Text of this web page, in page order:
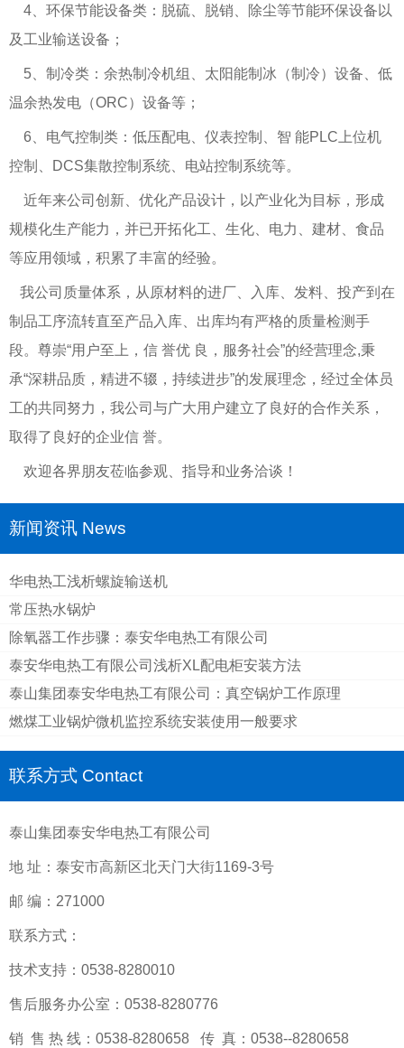
4、环保节能设备类：脱硫、脱销、除尘等节能环保设备以
及工业输送设备；
5、制冷类：余热制冷机组、太阳能制冰（制冷）设备、低
温余热发电（ORC）设备等；
6、电气控制类：低压配电、仪表控制、智 能PLC上位机
控制、DCS集散控制系统、电站控制系统等。
近年来公司创新、优化产品设计，以产业化为目标，形成
规模化生产能力，并已开拓化工、生化、电力、建材、食品
等应用领域，积累了丰富的经验。
我公司质量体系，从原材料的进厂、入库、发料、投产到在
制品工序流转直至产品入库、出库均有严格的质量检测手
段。尊崇“用户至上，信 誉优 良，服务社会”的经营理念,秉
承“深耕品质，精进不辍，持续进步”的发展理念，经过全体员
工的共同努力，我公司与广大用户建立了良好的合作关系，
取得了良好的企业信 誉。
欢迎各界朋友莅临参观、指导和业务洽谈！
新闻资讯 News
华电热工浅析螺旋输送机
常压热水锅炉
除氧器工作步骤：泰安华电热工有限公司
泰安华电热工有限公司浅析XL配电柜安装方法
泰山集团泰安华电热工有限公司：真空锅炉工作原理
燃煤工业锅炉微机监控系统安装使用一般要求
联系方式 Contact
泰山集团泰安华电热工有限公司
地 址：泰安市高新区北天门大街1169-3号
邮 编：271000
联系方式：
技术支持：0538-8280010
售后服务办公室：0538-8280776
销 售 热 线：0538-8280658 传 真：0538--8280658